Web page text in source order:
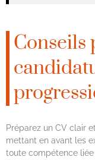
Conseils
Préparez un CV clair
mettant en avant les
toute compétence